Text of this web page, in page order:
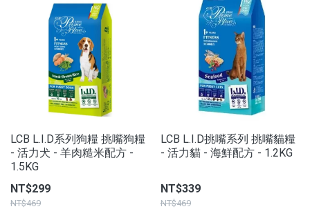
LCB L.I.D系列狗糧 挑嘴狗糧
- 活力犬 - 羊肉糙米配方 -
1.5KG
NT$299
NT$469
LCB L.I.D挑嘴系列 挑嘴貓糧
- 活力貓 - 海鮮配方 - 1.2KG
NT$339
NT$469